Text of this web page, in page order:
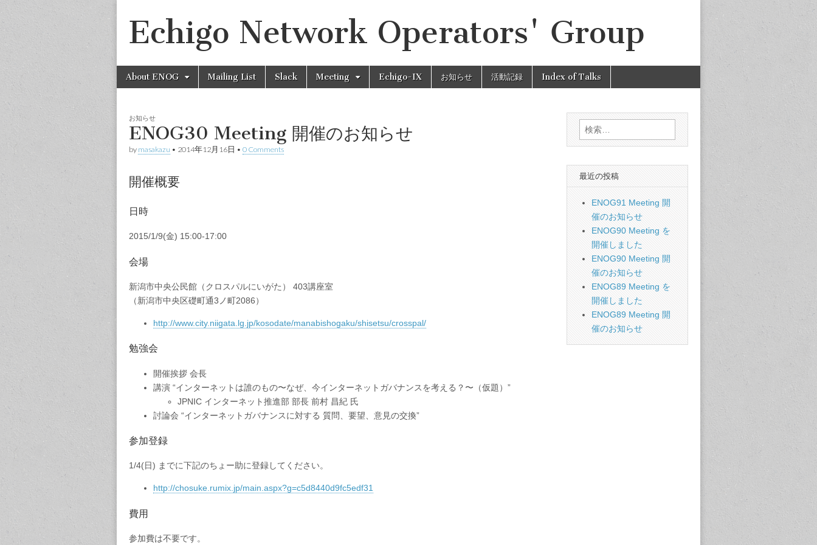
Echigo Network Operators' Group
Main
menu
Skip
About ENOG Mailing List Slack Meeting Echigo-IX お知らせ 活動記録 Index of Talks
お知らせ
ENOG30 Meeting 開催のお知らせ
by masakazu • 2014年12月16日 • 0 Comments
開催概要
日時
2015/1/9(金) 15:00-17:00
会場
新潟市中央公民館（クロスパルにいがた） 403講座室
（新潟市中央区礎町通3ノ町2086）
http://www.city.niigata.lg.jp/kosodate/manabishogaku/shisetsu/crosspal/
勉強会
開催挨拶 会長
講演 “インターネットは誰のもの〜なぜ、今インターネットガバナンスを考える？〜（仮題）”
JPNIC インターネット推進部 部長 前村 昌紀 氏
討論会 “インターネットガバナンスに対する 質問、要望、意見の交換”
参加登録
1/4(日) までに下記のちょー助に登録してください。
http://chosuke.rumix.jp/main.aspx?g=c5d8440d9fc5edf31
費用
参加費は不要です。
検
索:
最近の投稿
ENOG91 Meeting 開
催のお知らせ
ENOG90 Meeting を
開催しました
ENOG90 Meeting 開
催のお知らせ
ENOG89 Meeting を
開催しました
ENOG89 Meeting 開
催のお知らせ